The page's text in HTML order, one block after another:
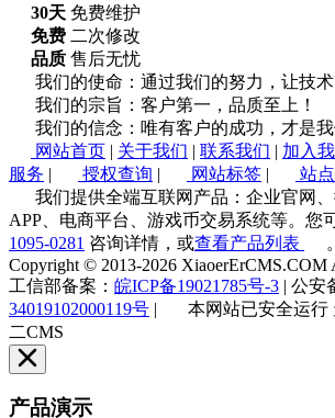
30天 免费维护
免费 二次修改
品质 售后无忧
我们的使命：通过我们的努力，让技术
我们的宗旨：客户第一，品质至上！
我们的信念：唯有客户的成功，才是我
网站首页 | 关于我们 | 联系我们 | 加入
服务 | 授权查询 | 网站标签 |
站
我们提供全端互联网产品：企业官网、
APP、电商平台、游戏币交易系统等。您
1095-0281 咨询详情，或查看产品列表
。
Copyright © 2013-2026 XiaoerErCMS.COM
工信部备案： 皖ICP备19021785号-3 | 公安
34019102000119号 | 本网站已安全运行
二CMS
产品演示